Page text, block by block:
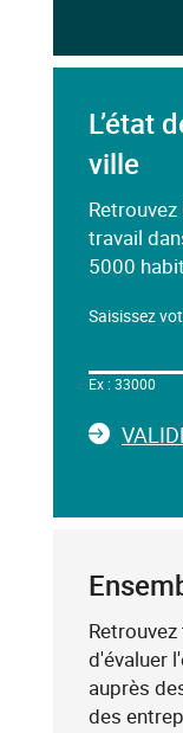
L’état
ville
travail
5000
Saisissez
le
ci-
un
clé
(exemple
:
75019),
le
Ex : 33000
d'évaluer
auprès
des